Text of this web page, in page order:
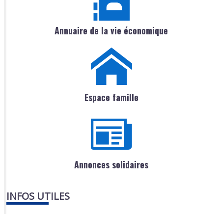
Annuaire de la vie économique
Espace famille
Annonces solidaires
INFOS UTILES